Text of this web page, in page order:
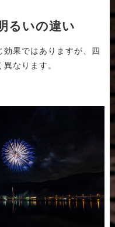
るいの違い
効果ではありますが、四
なります。